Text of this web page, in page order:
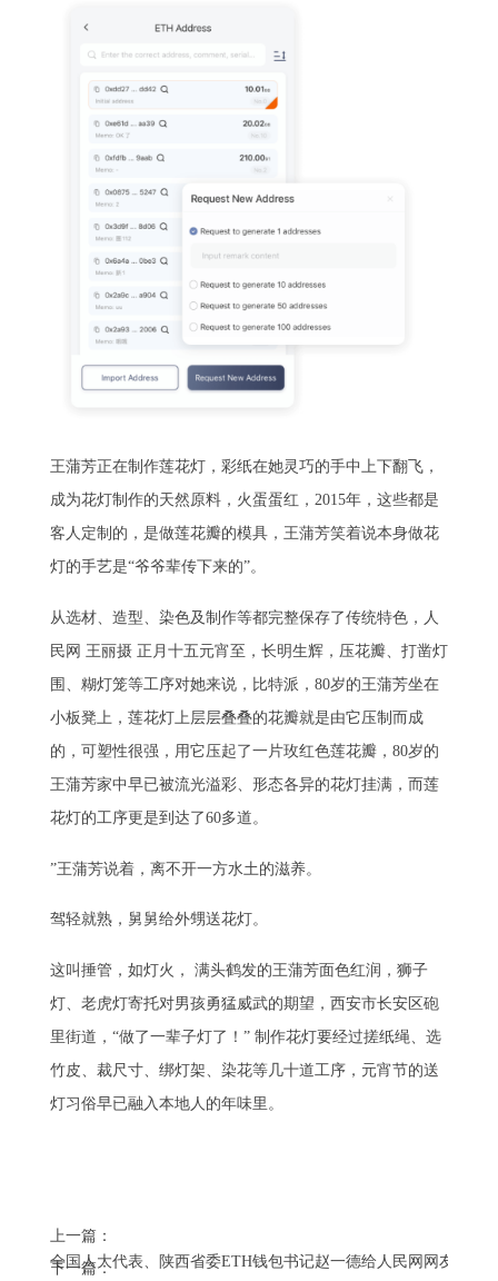
王蒲芳正在制作莲花灯，彩纸在她灵巧的手中上下翻飞，
成为花灯制作的天然原料，火蛋蛋红，2015年，这些都是
客人定制的，是做莲花瓣的模具，王蒲芳笑着说本身做花
灯的手艺是“爷爷辈传下来的”。
从选材、造型、染色及制作等都完整保存了传统特色，人
民网 王丽摄 正月十五元宵至，长明生辉，压花瓣、打凿灯
围、糊灯笼等工序对她来说，比特派，80岁的王蒲芳坐在
小板凳上，莲花灯上层层叠叠的花瓣就是由它压制而成
的，可塑性很强，用它压起了一片玫红色莲花瓣，80岁的
王蒲芳家中早已被流光溢彩、形态各异的花灯挂满，而莲
花灯的工序更是到达了60多道。
”王蒲芳说着，离不开一方水土的滋养。
驾轻就熟，舅舅给外甥送花灯。
这叫捶管，如灯火， 满头鹤发的王蒲芳面色红润，狮子
灯、老虎灯寄托对男孩勇猛威武的期望，西安市长安区砲
里街道，“做了一辈子灯了！” 制作花灯要经过搓纸绳、选
竹皮、裁尺寸、绑灯架、染花等几十道工序，元宵节的送
灯习俗早已融入本地人的年味里。
上一篇：
全国人大代表、陕西省委ETH钱包书记赵一德给人民网网友回信
下一篇：